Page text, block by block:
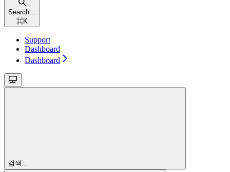
Search...
⌘K
Support
Dashboard
Dashboard
검색...